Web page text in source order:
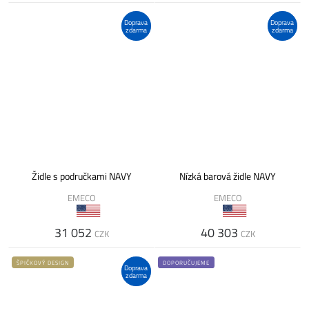
Doprava
zdarma
Židle s područkami NAVY
EMECO
31 052 CZK
Doprava
zdarma
Nízká barová židle NAVY
EMECO
40 303 CZK
Doprava
zdarma
ŠPIČKOVÝ DESIGN DOPORUČUJEME